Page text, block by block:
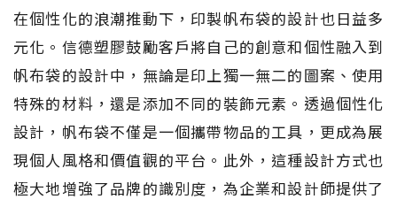
在個性化的浪潮推動下，印製帆布袋的設計也日益多
元化。信德塑膠鼓勵客戶將自己的創意和個性融入到
帆布袋的設計中，無論是印上獨一無二的圖案、使用
特殊的材料，還是添加不同的裝飾元素。透過個性化
設計，帆布袋不僅是一個攜帶物品的工具，更成為展
現個人風格和價值觀的平台。此外，這種設計方式也
極大地增強了品牌的識別度，為企業和設計師提供了